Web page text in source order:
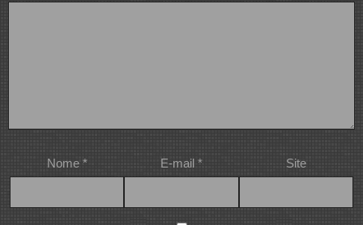
Nome * E-mail * Site